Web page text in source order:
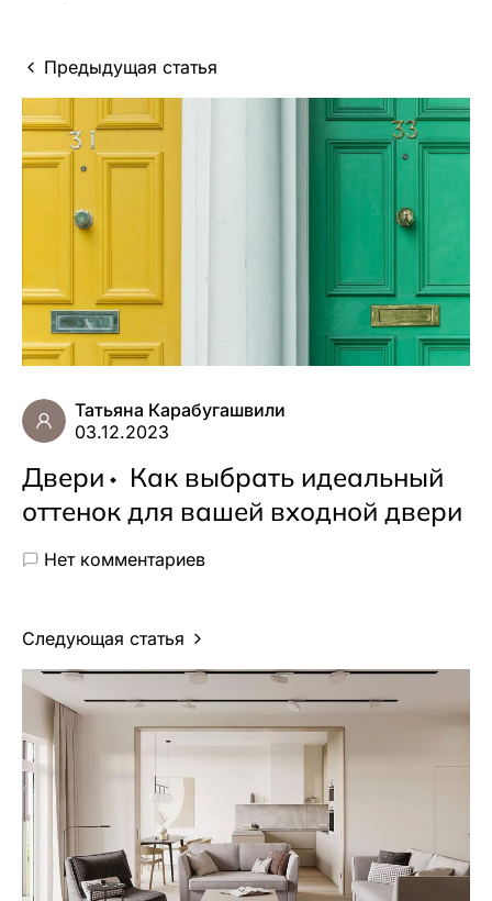
Предыдущая статья
Татьяна Карабугашвили
03.12.2023
Двери
Как выбрать идеальный
оттенок для вашей входной двери
Нет комментариев
Следующая статья